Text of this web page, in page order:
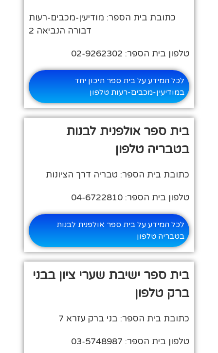
כתובת בית הספר: מודיעין-מכבים-רעות
דבורה הנביאה 2
טלפון בית הספר: 02-9262302
לכל המידע על בית ספר תיכון יחד
במודיעין-מכבים-רעות טלפון
בית ספר אולפנית לבנות
בטבריה טלפון
כתובת בית הספר: טבריה דרך הציונות
טלפון בית הספר: 04-6722810
לכל המידע על בית ספר אולפנית לבנות
בטבריה טלפון
בית ספר ישיבת שערי ציון בבני
ברק טלפון
כתובת בית הספר: בני ברק עזרא 7
טלפון בית הספר: 03-5748987